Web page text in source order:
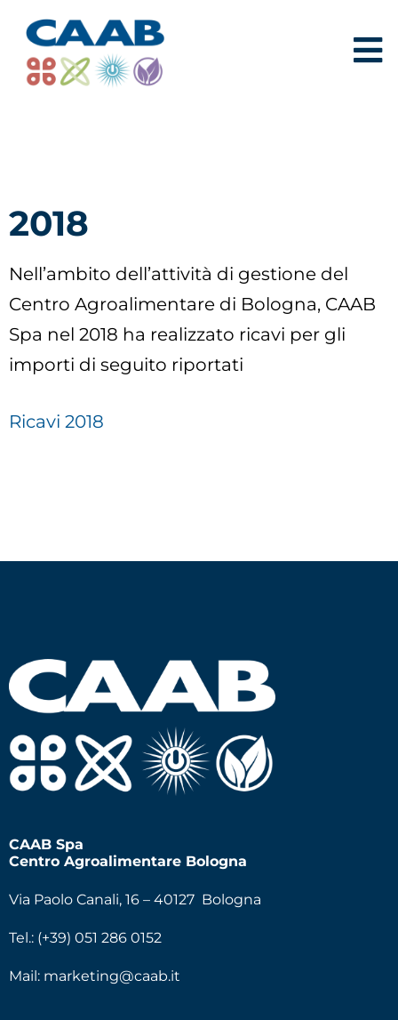
2018
Nell’ambito dell’attività di gestione del
Centro Agroalimentare di Bologna, CAAB
Spa nel 2018 ha realizzato ricavi per gli
importi di seguito riportati
Ricavi 2018
CAAB Spa
Centro Agroalimentare Bologna
Via Paolo Canali, 16 – 40127 Bologna
Tel.: (+39) 051 286 0152
Mail: marketing@caab.it